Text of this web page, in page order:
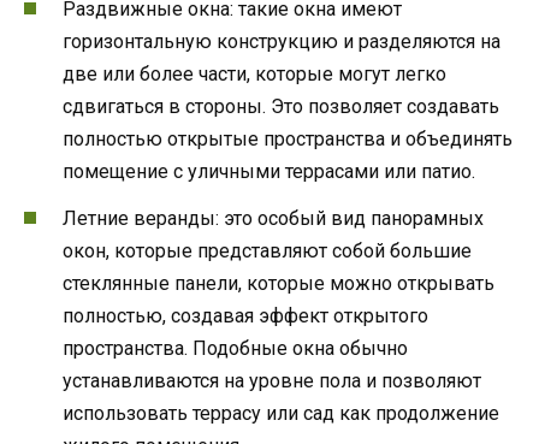
Раздвижные окна: такие окна имеют
горизонтальную конструкцию и разделяются на
две или более части, которые могут легко
сдвигаться в стороны. Это позволяет создавать
полностью открытые пространства и объединять
помещение с уличными террасами или патио.
Летние веранды: это особый вид панорамных
окон, которые представляют собой большие
стеклянные панели, которые можно открывать
полностью, создавая эффект открытого
пространства. Подобные окна обычно
устанавливаются на уровне пола и позволяют
использовать террасу или сад как продолжение